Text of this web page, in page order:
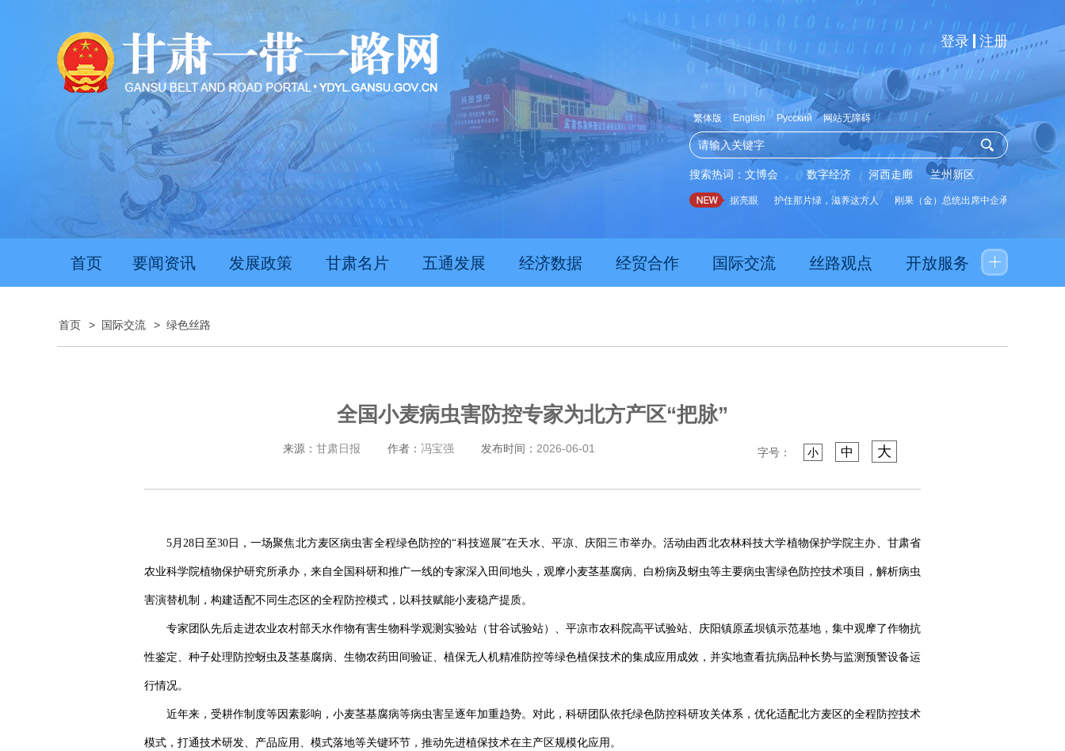
登录 注册
繁体版 English Русский 网站无障碍
搜索热词： 文博会 数字经济 河西走廊 兰州新区
推动经济持续向新向优向好发展 甘肃上半年新质生产力发展数据亮眼 护住那片绿，滋养这方人 刚果（金）总统出席中企承建水厂启用仪式
首页 要闻资讯 发展政策 甘肃名片 五通发展 经济数据 经贸合作 国际交流 丝路观点 开放服务
首页 > 国际交流 > 绿色丝路
全国小麦病虫害防控专家为北方产区“把脉”
来源： 甘肃日报 作者： 冯宝强 发布时间： 2026-06-01 字号： 小 中 大
5月28日至30日，一场聚焦北方麦区病虫害全程绿色防控的“科技巡展”在天水、平凉、庆阳三市举办。活动由西北农林科技大学植物保护学院主办、甘肃省
农业科学院植物保护研究所承办，来自全国科研和推广一线的专家深入田间地头，观摩小麦茎基腐病、白粉病及蚜虫等主要病虫害绿色防控技术项目，解析病虫
害演替机制，构建适配不同生态区的全程防控模式，以科技赋能小麦稳产提质。
专家团队先后走进农业农村部天水作物有害生物科学观测实验站（甘谷试验站）、平凉市农科院高平试验站、庆阳镇原孟坝镇示范基地，集中观摩了作物抗
性鉴定、种子处理防控蚜虫及茎基腐病、生物农药田间验证、植保无人机精准防控等绿色植保技术的集成应用成效，并实地查看抗病品种长势与监测预警设备运
行情况。
近年来，受耕作制度等因素影响，小麦茎基腐病等病虫害呈逐年加重趋势。对此，科研团队依托绿色防控科研攻关体系，优化适配北方麦区的全程防控技术
模式，打通技术研发、产品应用、模式落地等关键环节，推动先进植保技术在主产区规模化应用。